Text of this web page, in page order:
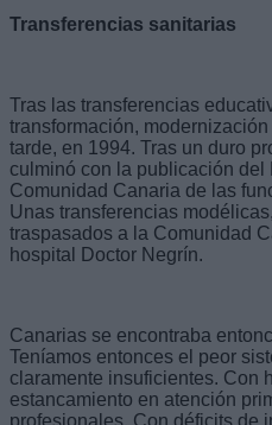
Transferencias sanitarias
Tras las transferencias
transformación,
tarde, en 1994. Tras un duro
culminó con la publicación del
Comunidad Canaria de las
Unas transferencias
traspasados a la Comunidad
hospital Doctor Negrín.
Canarias se encontraba
Teníamos entonces el peor
claramente insuficientes. Con
estancamiento en atención
profesionales. Con déficits de